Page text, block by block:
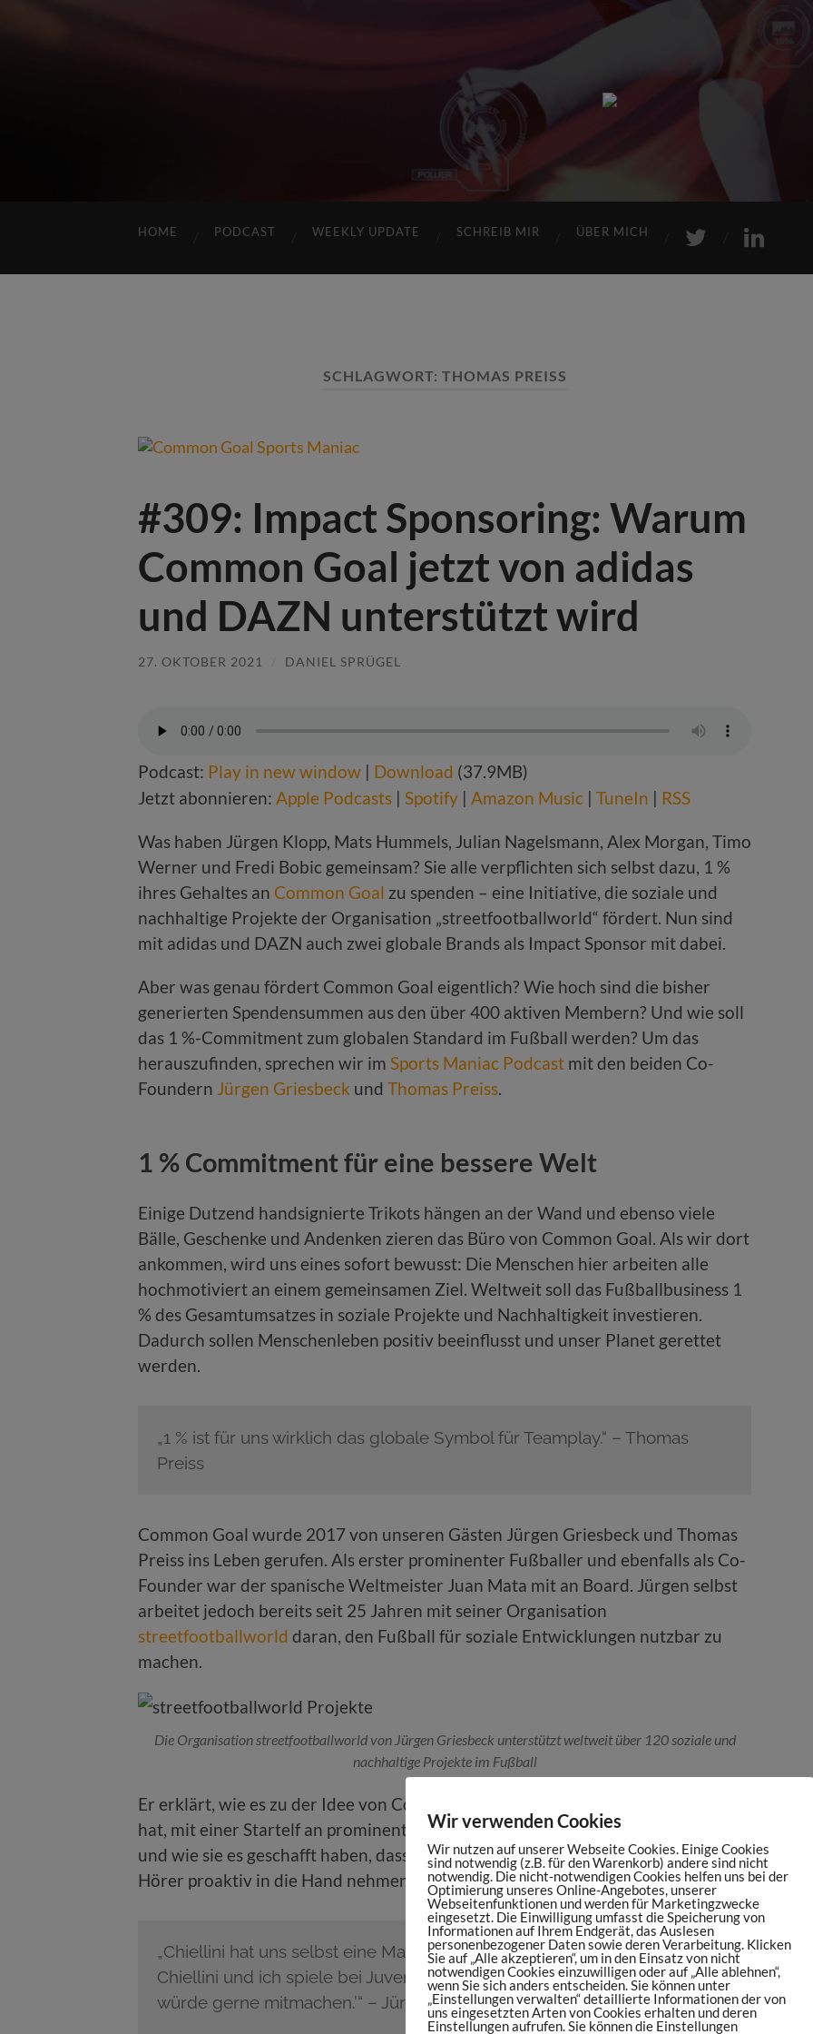
HOME PODCAST WEEKLY UPDATE SCHREIB MIR ÜBER MICH
SCHLAGWORT: THOMAS PREISS
#309: Impact Sponsoring: Warum
Common Goal jetzt von adidas
und DAZN unterstützt wird
27. OKTOBER 2021 DANIEL SPRÜGEL
Podcast: Play in new window | Download (37.9MB)
Jetzt abonnieren: Apple Podcasts | Spotify | Amazon Music | TuneIn | RSS
Was haben Jürgen Klopp, Mats Hummels, Julian Nagelsmann, Alex Morgan, Timo
Werner und Fredi Bobic gemeinsam? Sie alle verpflichten sich selbst dazu, 1 %
ihres Gehaltes an Common Goal zu spenden – eine Initiative, die soziale und
nachhaltige Projekte der Organisation „streetfootballworld“ fördert. Nun sind
mit adidas und DAZN auch zwei globale Brands als Impact Sponsor mit dabei.
Aber was genau fördert Common Goal eigentlich? Wie hoch sind die bisher
generierten Spendensummen aus den über 400 aktiven Membern? Und wie soll
das 1 %-Commitment zum globalen Standard im Fußball werden? Um das
herauszufinden, sprechen wir im Sports Maniac Podcast mit den beiden Co-
Foundern Jürgen Griesbeck und Thomas Preiss.
1 % Commitment für eine bessere Welt
Einige Dutzend handsignierte Trikots hängen an der Wand und ebenso viele
Bälle, Geschenke und Andenken zieren das Büro von Common Goal. Als wir dort
ankommen, wird uns eines sofort bewusst: Die Menschen hier arbeiten alle
hochmotiviert an einem gemeinsamen Ziel. Weltweit soll das Fußballbusiness 1
% des Gesamtumsatzes in soziale Projekte und Nachhaltigkeit investieren.
Dadurch sollen Menschenleben positiv beeinflusst und unser Planet gerettet
werden.
„1 % ist für uns wirklich das globale Symbol für Teamplay.“ – Thomas
Preiss
Common Goal wurde 2017 von unseren Gästen Jürgen Griesbeck und Thomas
Preiss ins Leben gerufen. Als erster prominenter Fußballer und ebenfalls als Co-
Founder war der spanische Weltmeister Juan Mata mit an Board. Jürgen selbst
arbeitet jedoch bereits seit 25 Jahren mit seiner Organisation
streetfootballworld daran, den Fußball für soziale Entwicklungen nutzbar zu
machen.
Die Organisation streetfootballworld von Jürgen Griesbeck unterstützt weltweit über 120 soziale und
nachhaltige Projekte im Fußball
Er erklärt, wie es zu der Idee von Common Goal kam, wieso es nicht geklappt
hat, mit einer Startelf an prominenten Membern in die Öffentlichkeit zu gehen
und wie sie es geschafft haben, dass selbst Spieler wie Giorgio Chiellini den
Hörer proaktiv in die Hand nehmen, um Teil von Common Goal zu werden.
„Chiellini hat uns selbst eine Mail geschrieben: ‚Meine Name ist Giorgio
Chiellini und ich spiele bei Juventus Turin. Ich finde toll was ihr macht und
würde gerne mitmachen.’“ – Jürgen Griesbeck
Wir verwenden Cookies
Wir nutzen auf unserer Webseite Cookies. Einige Cookies
sind notwendig (z.B. für den Warenkorb) andere sind nicht
notwendig. Die nicht-notwendigen Cookies helfen uns bei der
Optimierung unseres Online-Angebotes, unserer
Webseitenfunktionen und werden für Marketingzwecke
eingesetzt. Die Einwilligung umfasst die Speicherung von
Informationen auf Ihrem Endgerät, das Auslesen
personenbezogener Daten sowie deren Verarbeitung. Klicken
Sie auf „Alle akzeptieren“, um in den Einsatz von nicht
notwendigen Cookies einzuwilligen oder auf „Alle ablehnen“,
wenn Sie sich anders entscheiden. Sie können unter
„Einstellungen verwalten“ detaillierte Informationen der von
uns eingesetzten Arten von Cookies erhalten und deren
Einstellungen aufrufen. Sie können die Einstellungen